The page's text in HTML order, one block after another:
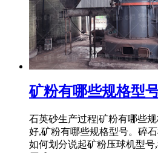
矿粉有哪些规格型
石英砂生产过程|矿粉有哪些
好,矿粉有哪些规格型号。碎
如何划分说起矿粉压球机型